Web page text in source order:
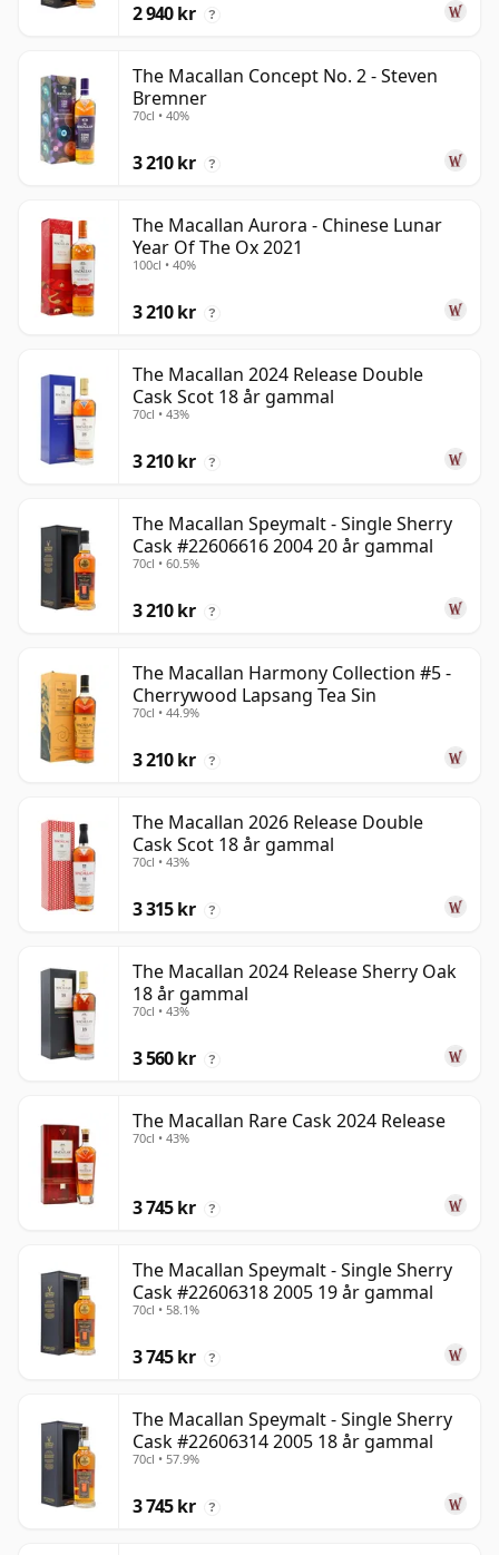
2 940 kr ?
The Macallan Concept No. 2 - Steven
Bremner
70cl • 40%
3 210 kr ?
The Macallan Aurora - Chinese Lunar
Year Of The Ox 2021
100cl • 40%
3 210 kr ?
The Macallan 2024 Release Double
Cask Scot 18 år gammal
70cl • 43%
3 210 kr ?
The Macallan Speymalt - Single Sherry
Cask #22606616 2004 20 år gammal
70cl • 60.5%
3 210 kr ?
The Macallan Harmony Collection #5 -
Cherrywood Lapsang Tea Sin
70cl • 44.9%
3 210 kr ?
The Macallan 2026 Release Double
Cask Scot 18 år gammal
70cl • 43%
3 315 kr ?
The Macallan 2024 Release Sherry Oak
18 år gammal
70cl • 43%
3 560 kr ?
The Macallan Rare Cask 2024 Release
70cl • 43%
3 745 kr ?
The Macallan Speymalt - Single Sherry
Cask #22606318 2005 19 år gammal
70cl • 58.1%
3 745 kr ?
The Macallan Speymalt - Single Sherry
Cask #22606314 2005 18 år gammal
70cl • 57.9%
3 745 kr ?